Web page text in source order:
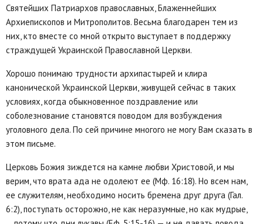
Святейших Патриархов православных, Блаженнейших
Архиепископов и Митрополитов. Весьма благодарен тем из
них, кто вместе со мной открыто выступает в поддержку
страждущей Украинской Православной Церкви.
Хорошо понимаю трудности архипастырей и клира
канонической Украинской Церкви, живущей сейчас в таких
условиях, когда обыкновенное поздравление или
соболезнование становятся поводом для возбуждения
уголовного дела. По сей причине многого не могу Вам сказать в
этом письме.
Церковь Божия зиждется на камне любви Христовой, и мы
верим, что врата ада не одолеют ее (Мф. 16:18). Но всем нам,
ее служителям, необходимо носить бремена друг друга (Гал.
6:2), поступать осторожно, не как неразумные, но как мудрые,